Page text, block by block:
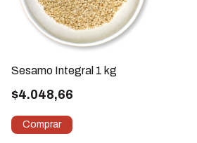
Sesamo Integral 1 kg
$4.048,66